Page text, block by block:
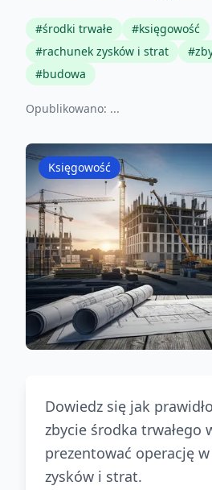
#środki trwałe #księgowość
#rachunek zysków i strat #
#budowa
Opublikowano: ...
Księgowość
Dowiedz się jak
zbycie środka trwałego
prezentować operację
zysków i strat.